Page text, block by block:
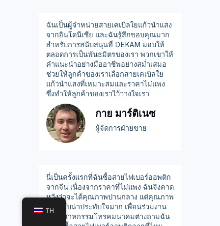
ฉันเป็นผู้จำหน่ายสายเคเบิลใยแก้วนำแสง
จากอินโดนีเซีย และฉันรู้สึกขอบคุณมาก
สำหรับการสนับสนุนที่ DEKAM มอบให้
ตลอดการเป็นพันธมิตรของเรา พวกเขาให้
คำแนะนำอย่างมืออาชีพอย่างสม่ำเสมอ
ช่วยให้ลูกค้าของเราเลือกสายเคเบิลใย
แก้วนำแสงที่เหมาะสมและราคาไม่แพง
ซึ่งทำให้ลูกค้าของเราไว้วางใจเรา
กาย มาร์ติเนซ
ผู้จัดการฝ่ายขาย
นี่เป็นครั้งแรกที่ฉันซื้อสายไฟเบอร์ออพติก
จากจีน เนื่องจากราคาที่ไม่แพง ฉันจึงคาด
หวังว่าจะได้คุณภาพปานกลาง แต่คุณภาพ
จริงกลับน่าประทับใจมาก เพื่อนร่วมงาน
ในอุตสาหกรรมโทรคมนาคมต่างถามฉัน
TH